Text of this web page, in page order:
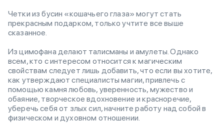
Четки из бусин «кошачьего глаза» могут стать
прекрасным подарком, только учтите все выше
сказанное.
Из цимофана делают талисманы и амулеты. Однако
всем, кто с интересом относится к магическим
свойствам следует лишь добавить, что если вы хотите,
как утверждают специалисты магии, привлечь с
помощью камня любовь, уверенность, мужество и
обаяние, творческое вдохновение и красноречие,
уберечь себя от злых сил, начните работу над собой в
физическом и духовном отношении.